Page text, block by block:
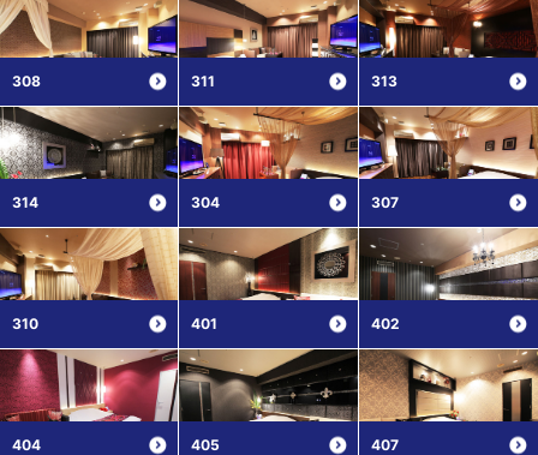
308 311 313
314 304 307
310 401 402
404 405 407